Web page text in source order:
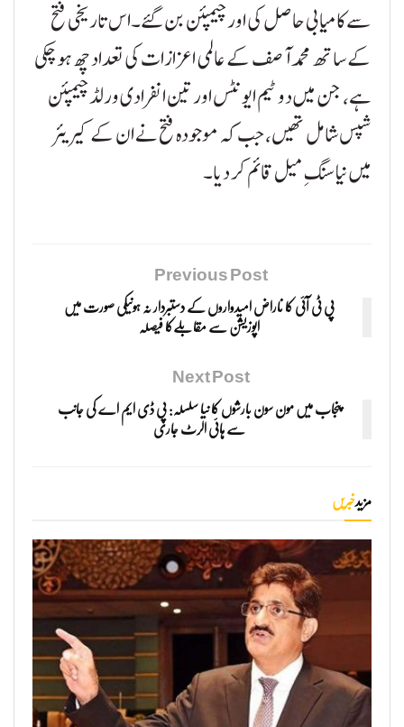
سے کامیابی حاصل کی اور چیمپئن بن گئے۔اس تاریخی فتح
کے ساتھ محمد آصف کے عالمی اعزازات کی تعداد چھ ہو چکی
ہے، جن میں دو ٹیم ایونٹس اور تین انفرادی ورلڈ چیمپئن
شپس شامل تھیں، جب کہ موجودہ فتح نے ان کے کیریئر
میں نیا سنگِ میل قائم کر دیا۔
Previous Post
پی ٹی آئی کا ناراض امیدواروں کے دستبردار نہ ہونیکی صورت میں
اپوزیشن سے مقابلےکا فیصلہ
Next Post
پنجاب میں مون سون بارشوں کا نیا سلسلہ: پی ڈی ایم اے کی جانب
سے ہائی الرٹ جاری
مزیدخبریں